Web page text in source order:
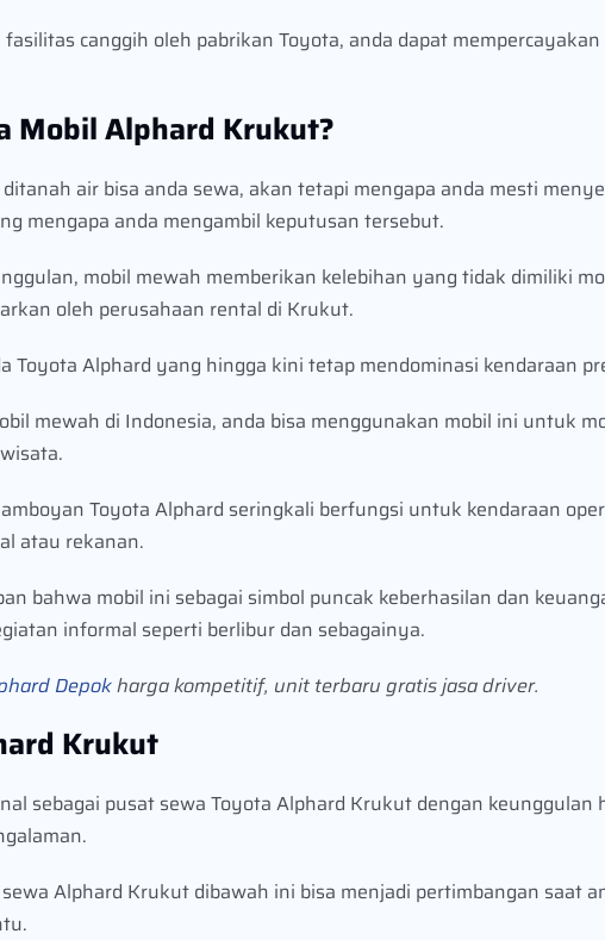
canggih oleh pabrikan Toyota, anda dapat
Mobil Alphard Krukut?
air bisa anda sewa, akan tetapi mengapa anda mesti
mengapa anda mengambil keputusan tersebut.
mobil mewah memberikan kelebihan yang tidak dimiliki
oleh perusahaan rental di Krukut.
Toyota Alphard yang hingga kini tetap mendominasi kendaraan
mewah di Indonesia, anda bisa menggunakan mobil ini untuk
Toyota Alphard seringkali berfungsi untuk kendaraan
atau rekanan.
bahwa mobil ini sebagai simbol puncak keberhasilan dan
informal seperti berlibur dan sebagainya.
Depokharga kompetitif, unit terbaru gratis jasa driver.
Krukut
sebagai pusat sewa Toyota Alphard Krukut dengan
Alphard Krukut dibawah ini bisa menjadi pertimbangan saat